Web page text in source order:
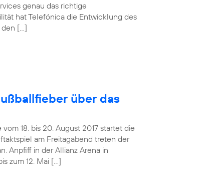
genau das richtige
hat Telefónica die Entwicklung des
[…]
über das
18. bis 20. August 2017 startet die
am Freitagabend treten der
Anpfiff in der Allianz Arena in
zum 12. Mai […]